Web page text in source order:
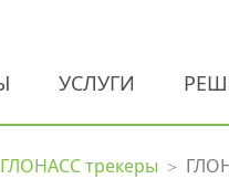
УСЛУГИ
трекеры